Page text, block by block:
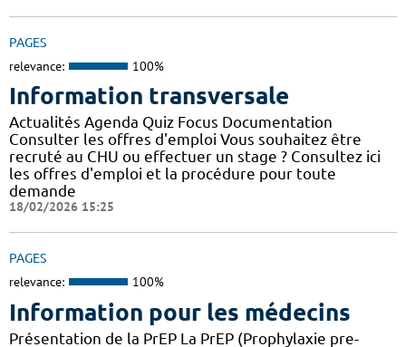
PAGES
relevance: 100%
Information transversale
Actualités Agenda Quiz Focus Documentation
Consulter les offres d'emploi Vous souhaitez être
recruté au CHU ou effectuer un stage ? Consultez ici
les offres d'emploi et la procédure pour toute
demande
18/02/2026 15:25
PAGES
relevance: 100%
Information pour les médecins
Présentation de la PrEP La PrEP (Prophylaxie pre-